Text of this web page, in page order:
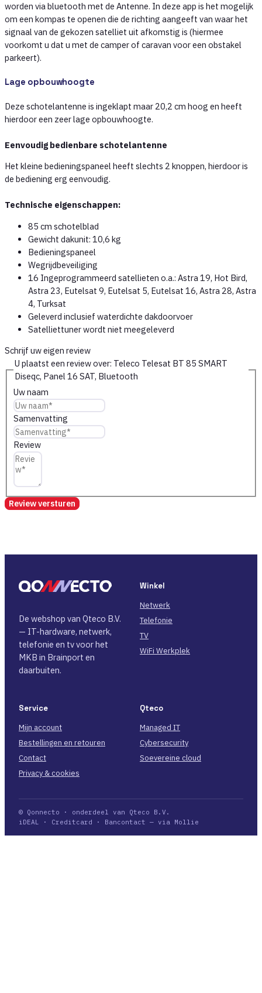
worden via bluetooth met de Antenne. In deze app is het mogelijk
om een kompas te openen die de richting aangeeft van waar het
signaal van de gekozen satelliet uit afkomstig is (hiermee
voorkomt u dat u met de camper of caravan voor een obstakel
parkeert).
Lage opbouwhoogte
Deze schotelantenne is ingeklapt maar 20,2 cm hoog en heeft
hierdoor een zeer lage opbouwhoogte.
Eenvoudig bedienbare schotelantenne
Het kleine bedieningspaneel heeft slechts 2 knoppen, hierdoor is
de bediening erg eenvoudig.
Technische eigenschappen:
85 cm schotelblad
Gewicht dakunit: 10,6 kg
Bedieningspaneel
Wegrijdbeveiliging
16 Ingeprogrammeerd satellieten o.a.: Astra 19, Hot Bird,
Astra 23, Eutelsat 9, Eutelsat 5, Eutelsat 16, Astra 28, Astra
4, Turksat
Geleverd inclusief waterdichte dakdoorvoer
Satelliettuner wordt niet meegeleverd
Schrijf uw eigen review
U plaatst een review over: Teleco Telesat BT 85 SMART
Diseqc, Panel 16 SAT, Bluetooth
Uw naam
Samenvatting
Review
Review versturen
De webshop van Qteco B.V.
— IT-hardware, netwerk,
telefonie en tv voor het
MKB in Brainport en
daarbuiten.
Winkel
Netwerk
Telefonie
TV
WiFi Werkplek
Service
Mijn account
Bestellingen en retouren
Contact
Privacy & cookies
Qteco
Managed IT
Cybersecurity
Soevereine cloud
© Qonnecto · onderdeel van Qteco B.V.
iDEAL · Creditcard · Bancontact — via Mollie